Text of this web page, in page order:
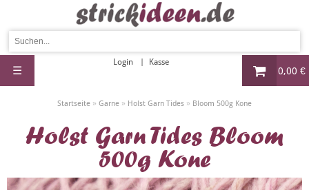
0,00 €
Login Kasse
☰
Startseite » Garne » Holst Garn Tides » Bloom 500g Kone
Holst Garn Tides Bloom
500g Kone